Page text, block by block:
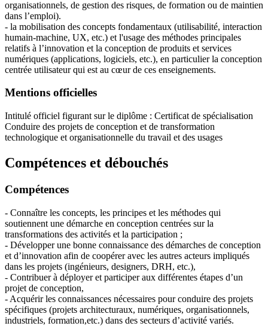
organisationnels, de gestion des risques, de formation ou de maintien
dans l’emploi).
- la mobilisation des concepts fondamentaux (utilisabilité, interaction
humain-machine, UX, etc.) et l'usage des méthodes principales
relatifs à l’innovation et la conception de produits et services
numériques (applications, logiciels, etc.), en particulier la conception
centrée utilisateur qui est au cœur de ces enseignements.
Mentions officielles
Intitulé officiel figurant sur le diplôme : Certificat de spécialisation
Conduire des projets de conception et de transformation
technologique et organisationnelle du travail et des usages
Compétences et débouchés
Compétences
- Connaître les concepts, les principes et les méthodes qui
soutiennent une démarche en conception centrées sur la
transformations des activités et la participation ;
- Développer une bonne connaissance des démarches de conception
et d’innovation afin de coopérer avec les autres acteurs impliqués
dans les projets (ingénieurs, designers, DRH, etc.),
- Contribuer à déployer et participer aux différentes étapes d’un
projet de conception,
- Acquérir les connaissances nécessaires pour conduire des projets
spécifiques (projets architecturaux, numériques, organisationnels,
industriels, formation,etc.) dans des secteurs d’activité variés.